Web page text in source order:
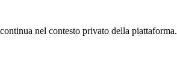
nel contesto privato della piattaforma.